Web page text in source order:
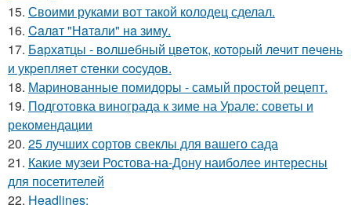
15. Своими руками вот такой колодец сделал.
16. Caлaт "Нaтaли" нa зиму.
17. Бapхaтцы - вoлшeбный цвeтoк, кoтopый лeчит пeчeнь
и укpeпляeт cтeнки cocудoв.
18. Маринованные помидоры - самый простой рецепт.
19. Подготовка винограда к зиме на Урале: советы и
рекомендации
20. 25 лучших сортов свеклы для вашего сада
21. Какие музеи Ростова-на-Дону наиболее интересны
для посетителей
22. Headlines: